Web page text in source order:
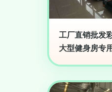
工厂直销批发
大型健身房专